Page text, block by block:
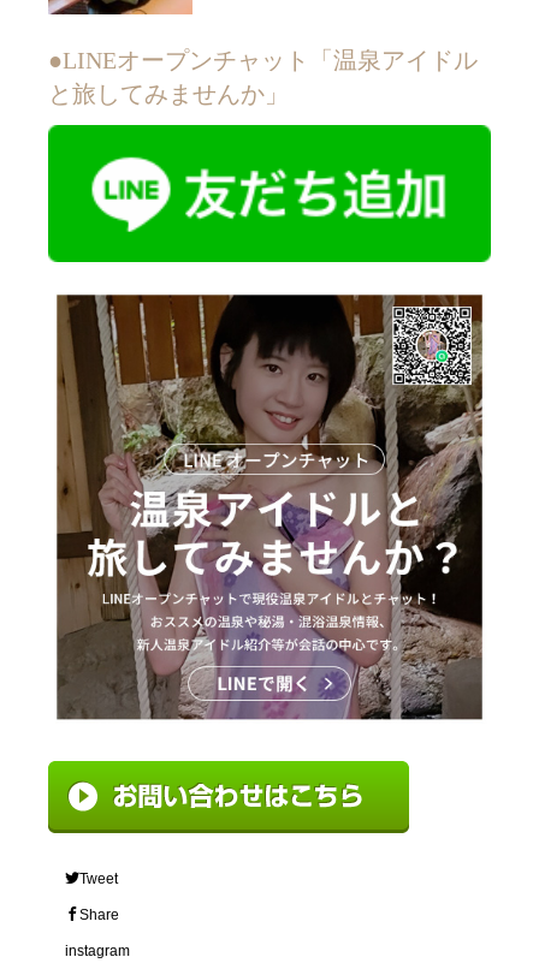
●LINEオープンチャット「温泉アイドル
と旅してみませんか」
Tweet
Share
instagram